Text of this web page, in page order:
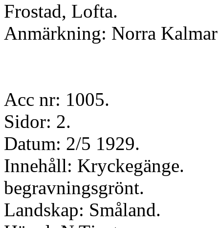
Frostad, Lofta.
Anmärkning: Norra
Acc nr: 1005.
Sidor: 2.
Datum: 2/5 1929.
Innehåll: Kryckegänge.
begravningsgrönt.
Landskap: Småland.